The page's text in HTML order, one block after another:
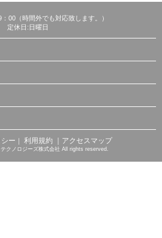
00（時間外でも対応致します。）
定休日:日曜日
ー ｜ 利用規約 ｜アクセスマップ
クノロジーズ株式会社 All rights reserved.